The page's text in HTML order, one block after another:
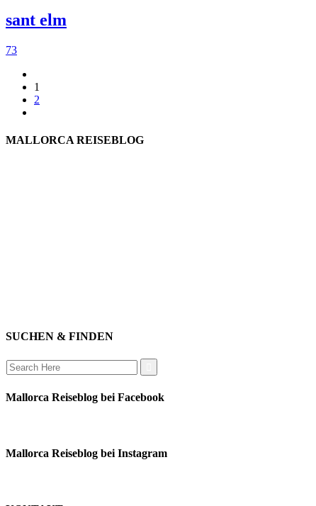
sant elm
73
1
2
MALLORCA REISEBLOG
SUCHEN & FINDEN
Search
for:
Mallorca Reiseblog bei Facebook
Mallorca Reiseblog bei Instagram